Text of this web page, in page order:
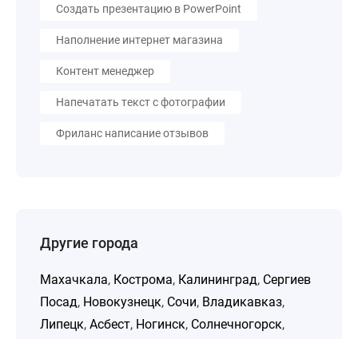
Создать презентацию в PowerPoint
Наполнение интернет магазина
Контент менеджер
Напечатать текст с фотографии
Фриланс написание отзывов
Другие города
Махачкала, Кострома, Калининград, Сергиев
Посад, Новокузнецк, Сочи, Владикавказ,
Липецк, Асбест, Ногинск, Солнечногорск,